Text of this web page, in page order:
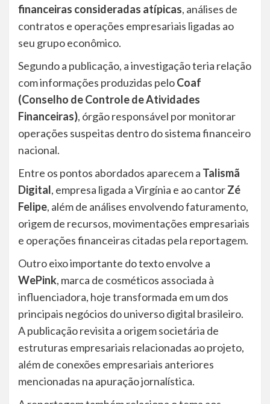
financeiras consideradas atípicas, análises de
contratos e operações empresariais ligadas ao
seu grupo econômico.
Segundo a publicação, a investigação teria relação
com informações produzidas peloCoaf
(Conselho de Controle de Atividades
Financeiras), órgão responsável por monitorar
operações suspeitas dentro do sistema financeiro
nacional.
Entre os pontos abordados aparecem a Talismã
Digital, empresa ligada a Virgínia e ao cantorZé
Felipe, além de análises envolvendo faturamento,
origem de recursos, movimentações empresariais
e operações financeiras citadas pela reportagem.
Outro eixo importante do texto envolve a
WePink, marca de cosméticos associada à
influenciadora, hoje transformada em um dos
principais negócios do universo digital brasileiro.
A publicação revisita a origem societária de
estruturas empresariais relacionadas ao projeto,
além de conexões empresariais anteriores
mencionadas na apuração jornalística.